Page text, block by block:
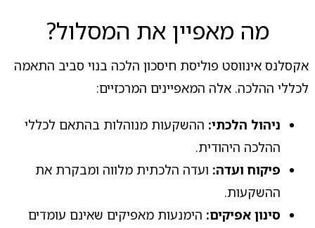
מה מאפיין את המסלול?
אקסלנס אינווסט פוליסת חיסכון הלכה בנוי סביב התאמה
לכללי ההלכה. אלה המאפיינים המרכזיים:
ניהול הלכתי: ההשקעות מנוהלות בהתאם לכללי
ההלכה היהודית.
פיקוח ועדה: ועדה הלכתית מלווה ומבקרת את
ההשקעות.
סינון אפיקים: הימנעות מאפיקים שאינם עומדים